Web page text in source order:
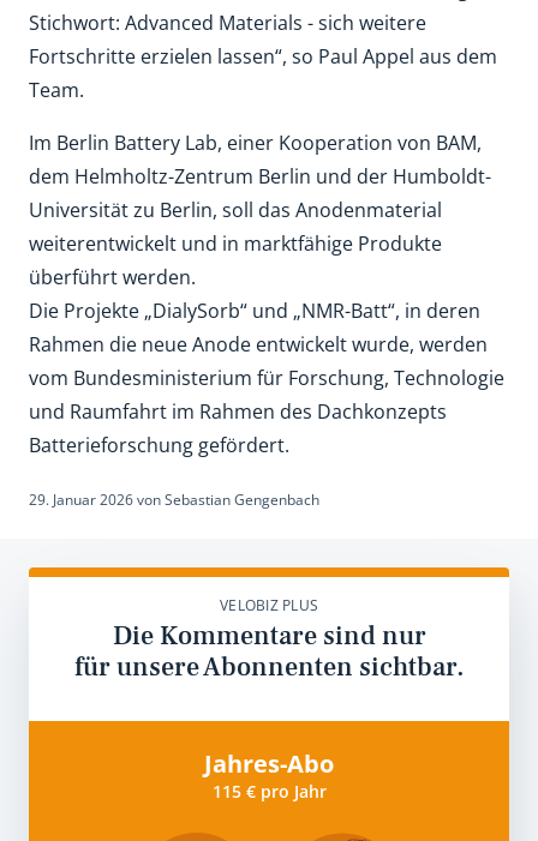
Stichwort: Advanced Materials - sich weitere
Fortschritte erzielen lassen“, so Paul Appel aus dem
Team.
Im Berlin Battery Lab, einer Kooperation von BAM,
dem Helmholtz-Zentrum Berlin und der Humboldt-
Universität zu Berlin, soll das Anodenmaterial
weiterentwickelt und in marktfähige Produkte
überführt werden.
Die Projekte „DialySorb“ und „NMR-Batt“, in deren
Rahmen die neue Anode entwickelt wurde, werden
vom Bundesministerium für Forschung, Technologie
und Raumfahrt im Rahmen des Dachkonzepts
Batterieforschung gefördert.
29. Januar 2026vonSebastian Gengenbach
VELOBIZ PLUS
Die Kommentare sind nur
für unsere Abonnenten sichtbar.
Jahres-Abo
115 € pro Jahr